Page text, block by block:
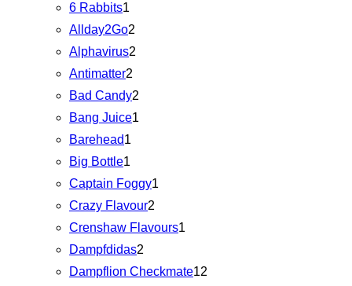
6 Rabbits1
Allday2Go2
Alphavirus2
Antimatter2
Bad Candy2
Bang Juice1
Barehead1
Big Bottle1
Captain Foggy1
Crazy Flavour2
Crenshaw Flavours1
Dampfdidas2
Dampflion Checkmate12